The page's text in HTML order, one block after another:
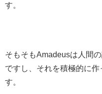
す。
そもそもAmadeusは人間
ですし、それを積極的に
す。